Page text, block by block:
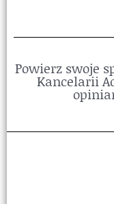
Powierz swoje
Kancelarii